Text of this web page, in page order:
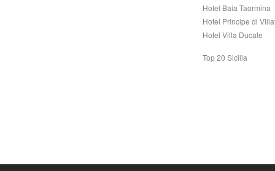
Hotel Baia Taormina
Hotel Principe di
Hotel Villa Ducale
Top 20 Sicilia
P.Iva, C.F. e n.Reg.Imprese Napoli: 07018010632 - Rea n.557643